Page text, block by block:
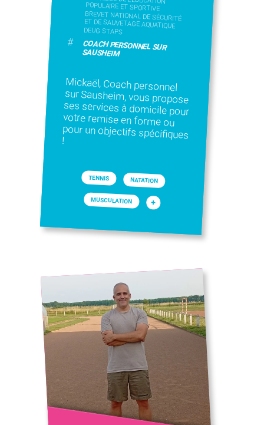
POPULAIRE ET SPORTIVE
BREVET NATIONAL DE SÉCURITÉ
ET DE SAUVETAGE AQUATIQUE
DEUG STAPS
# COACH PERSONNEL SUR
SAUSHEIM
Mickaël, Coach personnel
sur Sausheim, vous propose
ses services à domicile pour
votre remise en forme ou
pour un objectifs spécifiques
!
TENNIS NATATION
MUSCULATION +